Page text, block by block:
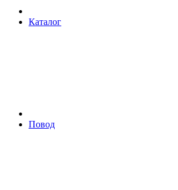
Каталог
Повод